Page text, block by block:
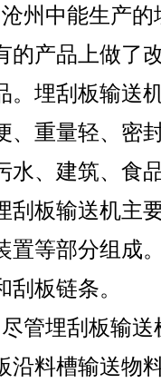
沧州中能生产
的产品上做了
。埋刮板输送
、重量轻、密
水、建筑、食
刮板输送机主
置等部分组成
刮板链条。
尽管埋刮板输
沿料槽输送物